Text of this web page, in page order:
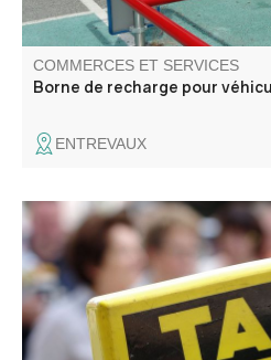
COMMERCES ET SERVICES
Borne de recharge pour
ENTREVAUX
Contactez nous pour vos
département ou au-delà. 2 SUV
Colmars. Nous intervenons pour
individuels ou collectifs: gare,
Conventionné transport assis